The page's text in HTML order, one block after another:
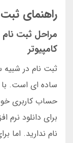
راهنمای
مراحل ثبت نام
کامپیوتر
ثبت نام در شبیه
ساده ای است. با
حساب کاربری
برای دانلود نرم
نام ندارید. اما